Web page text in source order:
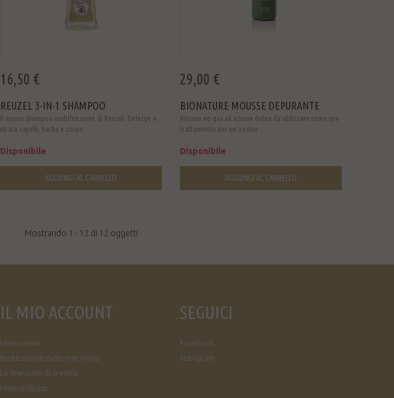
16,50 €
REUZEL 3-IN-1 SHAMPOO
Il nuovo shampoo multifunzione di Reuzel. Deterge e
idrata capelli, barba e corpo.
Disponibile
AGGIUNGI AL CARRELLO
29,00 €
BIONATURE MOUSSE DEPURANTE
Mousse no gas ad azione detox da utilizzare come pre-
trattamento per un'azione ...
Disponibile
AGGIUNGI AL CARRELLO
Mostrando 1 - 12 di 12 oggetti
IL MIO ACCOUNT
I miei ordini
Restituzione delle mie merci
Le mie note di credito
I miei indirizzi
SEGUICI
Facebook
Instagram